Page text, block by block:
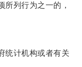
列行为之一的，
计机构或者有关